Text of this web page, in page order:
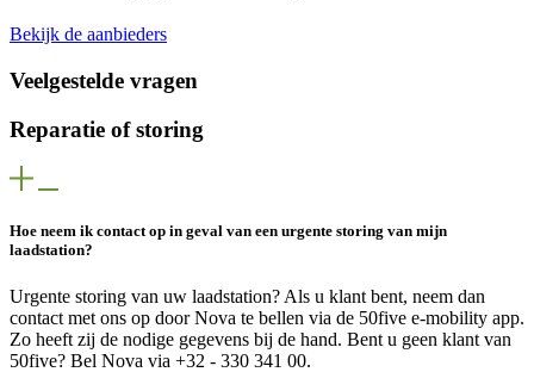
Bekijk de aanbieders
Veelgestelde vragen
Reparatie of storing
Hoe neem ik contact op in geval van een urgente storing van mijn
laadstation?
Urgente storing van uw laadstation? Als u klant bent, neem dan
contact met ons op door Nova te bellen via de 50five e‑mobility app.
Zo heeft zij de nodige gegevens bij de hand. Bent u geen klant van
50five? Bel Nova via +32 - 330 341 00.